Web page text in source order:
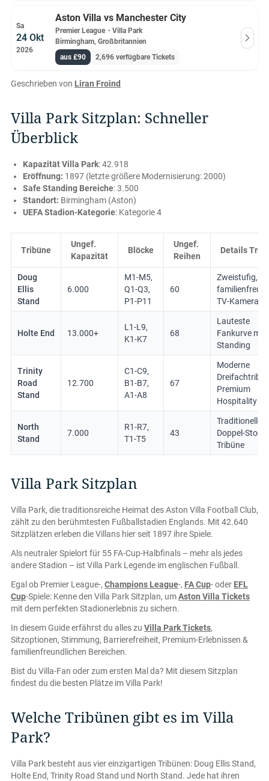
Sa
24 Okt
2026
Aston Villa vs Manchester City
Premier League・ Villa Park
Birmingham, Großbritannien
aus £90
2,696 verfügbare Tickets
Geschrieben von Liran Froind
Villa Park Sitzplan: Schneller
Überblick
Kapazität Villa Park: 42.918
Eröffnung: 1897 (letzte größere Modernisierung: 2000)
Safe Standing Bereiche: 3.500
Standort: Birmingham (Aston)
UEFA Stadion-Kategorie: Kategorie 4
Tribüne
Ungef.
Kapazität
Blöcke
Ungef.
Reihen
Details
Doug
Ellis
Stand
6.000
M1-M5,
Q1-Q3,
P1-P11
60
Zweistufig,
TV-Kamera-
Holte End 13.000+
L1-L9,
K1-K7
68
Lauteste
Fankurve mit
Standing
Trinity
Road
Stand
12.700
C1-C9,
B1-B7,
A1-A8
67
Moderne
Premium
Hospitality
North
Stand
7.000
R1-R7,
T1-T5
43
Traditionelle
Doppel-Stock-
Tribüne
Villa Park Sitzplan
Villa Park, die traditionsreiche Heimat des Aston Villa Football Club,
zählt zu den berühmtesten Fußballstadien Englands. Mit 42.640
Sitzplätzen erleben die Villans hier seit 1897 ihre Spiele.
Als neutraler Spielort für 55 FA-Cup-Halbfinals – mehr als jedes
andere Stadion – ist Villa Park Legende im englischen Fußball.
Egal ob Premier League-, Champions League-, FA Cup- oder EFL
Cup-Spiele: Kenne den Villa Park Sitzplan, umAston Villa Tickets
mit dem perfekten Stadionerlebnis zu sichern.
In diesem Guide erfährst du alles zu Villa Park Tickets,
Sitzoptionen, Stimmung, Barrierefreiheit, Premium-Erlebnissen &
familienfreundlichen Bereichen.
Bist du Villa-Fan oder zum ersten Mal da? Mit diesem Sitzplan
findest du die besten Plätze im Villa Park!
Welche Tribünen gibt es im Villa
Park?
Villa Park besteht aus vier einzigartigen Tribünen: Doug Ellis Stand,
Holte End, Trinity Road Stand und North Stand. Jede hat ihren